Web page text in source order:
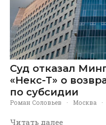
Суд отказал
«Некс-Т» о
по субсидии
Роман Соловьев · Москва ·
Читать далее